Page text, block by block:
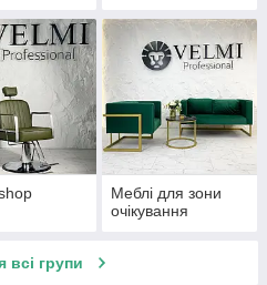
Меблі для зони
очікування
всі групи